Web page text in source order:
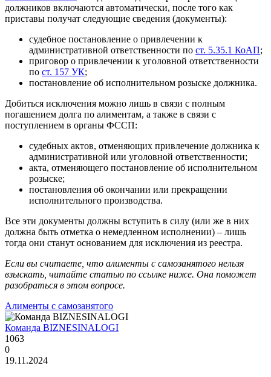
должников включаются автоматически, после того как
приставы получат следующие сведения (документы):
судебное постановление о привлечении к
административной ответственности по ст. 5.35.1 КоАП;
приговор о привлечении к уголовной ответственности
по ст. 157 УК;
постановление об исполнительном розыске должника.
Добиться исключения можно лишь в связи с полным
погашением долга по алиментам, а также в связи с
поступлением в органы ФССП:
судебных актов, отменяющих привлечение должника к
административной или уголовной ответственности;
акта, отменяющего постановление об исполнительном
розыске;
постановления об окончании или прекращении
исполнительного производства.
Все эти документы должны вступить в силу (или же в них
должна быть отметка о немедленном исполнении) – лишь
тогда они станут основанием для исключения из реестра.
Если вы считаете, что алименты с самозанятого нельзя
взыскать, читайте статью по ссылке ниже. Она поможет
разобраться в этом вопросе.
Алименты с самозанятого
Команда BIZNESINALOGI
1063
0
19.11.2024